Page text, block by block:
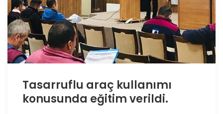
Tasarruflu araç kullanımı
konusunda eğitim verildi.